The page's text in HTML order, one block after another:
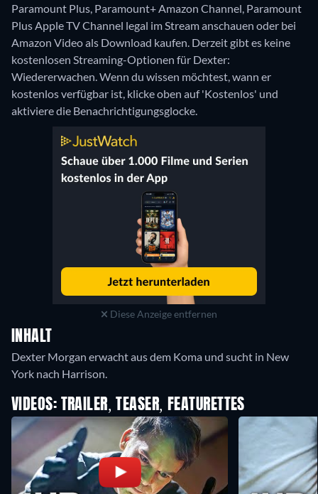
Paramount Plus, Paramount+ Amazon Channel, Paramount
Plus Apple TV Channel legal im Stream anschauen oder bei
Amazon Video als Download kaufen. Derzeit gibt es keine
kostenlosen Streaming-Optionen für Dexter:
Wiedererwachen. Wenn du wissen möchtest, wann er
kostenlos verfügbar ist, klicke oben auf 'Kostenlos' und
aktiviere die Benachrichtigungsglocke.
Diese Anzeige entfernen
INHALT
Dexter Morgan erwacht aus dem Koma und sucht in New
York nach Harrison.
VIDEOS: TRAILER, TEASER, FEATURETTES